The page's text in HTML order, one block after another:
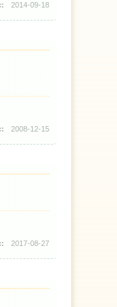
2014-09-18
2008-12-15
2017-08-27